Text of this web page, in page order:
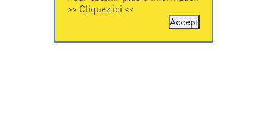
>> Cliquez ici <<
Accept